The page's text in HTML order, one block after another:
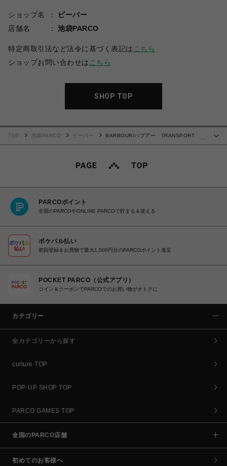
ショップ名
ビーバー
店舗名
池袋PARCO
特定商取引法など法令に基づく表記は こちら
ショップお問い合わせは こちら
SHOP TOP
TOP 池袋PARCO ビーバー
BARBOUR/バブアー TRANSPORT
PARCOポイント
全国のPARCOやONLINE PARCOで貯まる＆使える
ポケパル払い
初回登録＆お買物で最大1,500円分のPARCOポイント進呈
POCKET PARCO（公式アプリ）
コイン＆クーポンでPARCOでのお買い物がオトクに
カテゴリー
全カテゴリーから探す
culture TOP
POP-UP SHOP TOP
PARCO GAMES TOP
全国のPARCO店舗
初めてのお客様へ